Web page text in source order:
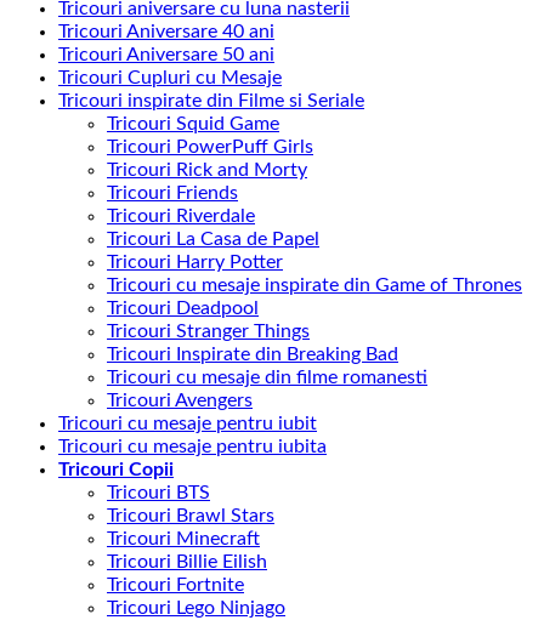
Tricouri aniversare cu luna nasterii
Tricouri Aniversare 40 ani
Tricouri Aniversare 50 ani
Tricouri Cupluri cu Mesaje
Tricouri inspirate din Filme si Seriale
Tricouri Squid Game
Tricouri PowerPuff Girls
Tricouri Rick and Morty
Tricouri Friends
Tricouri Riverdale
Tricouri La Casa de Papel
Tricouri Harry Potter
Tricouri cu mesaje inspirate din Game of Thrones
Tricouri Deadpool
Tricouri Stranger Things
Tricouri Inspirate din Breaking Bad
Tricouri cu mesaje din filme romanesti
Tricouri Avengers
Tricouri cu mesaje pentru iubit
Tricouri cu mesaje pentru iubita
Tricouri Copii
Tricouri BTS
Tricouri Brawl Stars
Tricouri Minecraft
Tricouri Billie Eilish
Tricouri Fortnite
Tricouri Lego Ninjago